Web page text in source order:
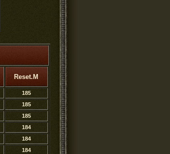
Reset.M
185
185
185
184
184
184